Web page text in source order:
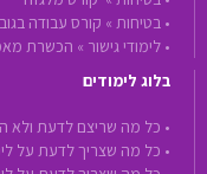
• בטיחות » קורס עבודה
• לימודי גישור » הכשרת
בלוג לימודים
• כל מה שריצם לדעת
• כל מה שצריך לדעת על